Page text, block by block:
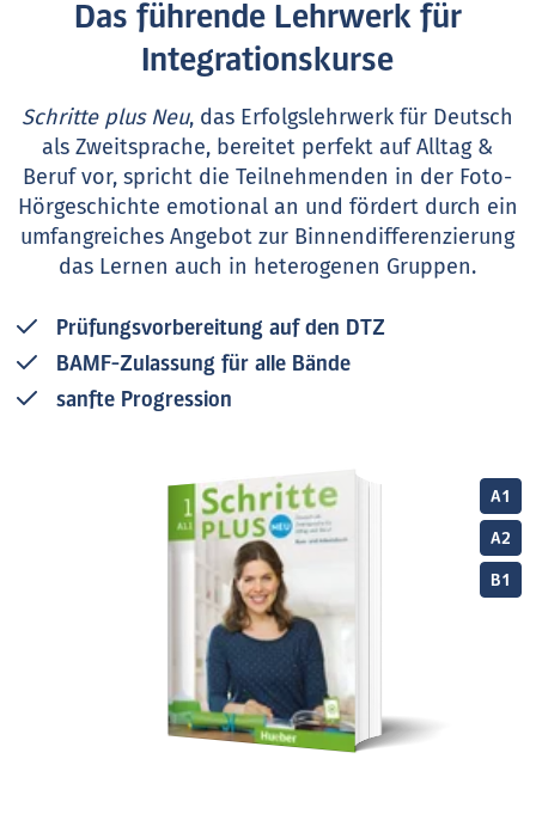
A1
A2
B1
Das führende Lehrwerk für
Integrationskurse
Schritte plus Neu, das Erfolgslehrwerk für Deutsch
als Zweitsprache, bereitet perfekt auf Alltag &
Beruf vor, spricht die Teilnehmenden in der Foto-
Hörgeschichte emotional an und fördert durch ein
umfangreiches Angebot zur Binnendifferenzierung
das Lernen auch in heterogenen Gruppen.
Prüfungsvorbereitung auf den DTZ
BAMF-Zulassung für alle Bände
sanfte Progression